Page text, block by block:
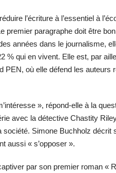
l’écriture à l’essentiel à
premier paragraphe doit être
années dans le journalisme,
% qui en vivent. Elle est, par
PEN, où elle défend les
», répond-elle à la
avec la détective Chastity
société. Simone Buchholz
aussi « s’opposer ».
par son premier roman «